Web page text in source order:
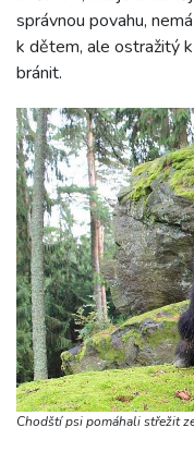
správnou povahu,
k dětem, ale ostražitý
bránit.
Chodští psi pomáhali střežit